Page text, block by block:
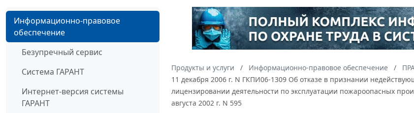
Информационно-правовое
обеспечение
Безупречный сервис
Система ГАРАНТ
Интернет-версия системы
ГАРАНТ
Продукты и услуги Информационно-правовое обеспечение
11 декабря 2006 г. N ГКПИ06-1309 Об отказе в признании
лицензировании деятельности по эксплуатации пожароопасных
августа 2002 г. N 595